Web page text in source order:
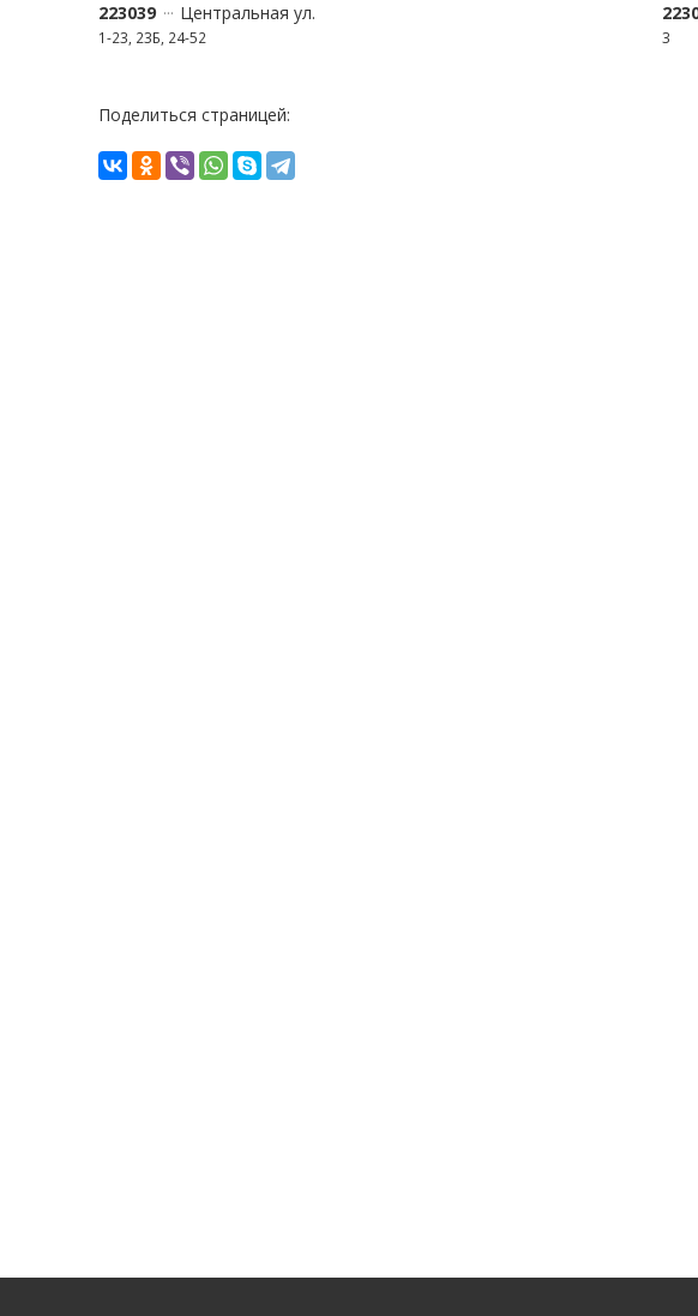
223039 Центральная ул.
1-23, 23Б, 24-52 3
Поделиться страницей: